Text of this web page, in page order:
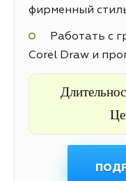
фирменный
Работать с
Corel Draw и